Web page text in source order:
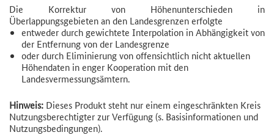
Die Korrektur von Höhenunterschieden in
Überlappungsgebieten an den Landesgrenzen erfolgte
entweder durch gewichtete Interpolation in Abhängigkeit von
der Entfernung von der Landesgrenze
oder durch Eliminierung von offensichtlich nicht aktuellen
Höhendaten in enger Kooperation mit den
Landesvermessungsämtern.
Hinweis: Dieses Produkt steht nur einem eingeschränkten Kreis
Nutzungsberechtigter zur Verfügung (s. Basisinformationen und
Nutzungsbedingungen).